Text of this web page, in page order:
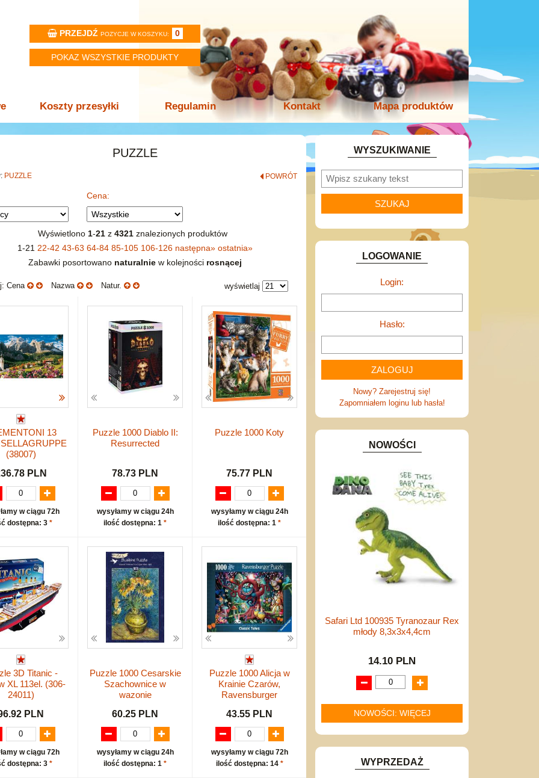
PRZEJDŹ POZYCJE W KOSZYKU: 0
POKAZ WSZYSTKIE PRODUKTY
Koszty przesyłki Regulamin Kontakt Mapa produktów
PUZZLE
PUZZLE POWRÓT
Cena:
Wyświetlono 1-21z 4321znalezionych produktów
1-21 22-42 43-63 64-84 85-105 106-126 następna» ostatnia»
Zabawki posortowano naturalniew kolejności rosnącej
Cena Nazwa Natur. wyświetlaj
13
(38007)
PLN
w ciągu 72h
dostępna: 3 *
Puzzle 1000 Diablo II:
Resurrected
78.73 PLN
wysyłamy w ciągu 24h
ilość dostępna: 1 *
Puzzle 1000 Koty
75.77 PLN
wysyłamy w ciągu 24h
ilość dostępna: 1 *
3D Titanic -
XL 113el. (306-
24011)
PLN
w ciągu 72h
dostępna: 3 *
Puzzle 1000 Cesarskie
Szachownice w
wazonie
60.25 PLN
wysyłamy w ciągu 24h
ilość dostępna: 1 *
Puzzle 1000 Alicja w
Krainie Czarów,
Ravensburger
43.55 PLN
wysyłamy w ciągu 72h
ilość dostępna: 14 *
WYSZUKIWANIE
LOGOWANIE
Login:
Hasło:
Nowy? Zarejestruj się!
Zapomniałem loginu lub hasła!
NOWOŚCI
Safari Ltd 100935 Tyranozaur Rex
młody 8,3x3x4,4cm
14.10 PLN
NOWOŚCI: WIĘCEJ
WYPRZEDAŻ